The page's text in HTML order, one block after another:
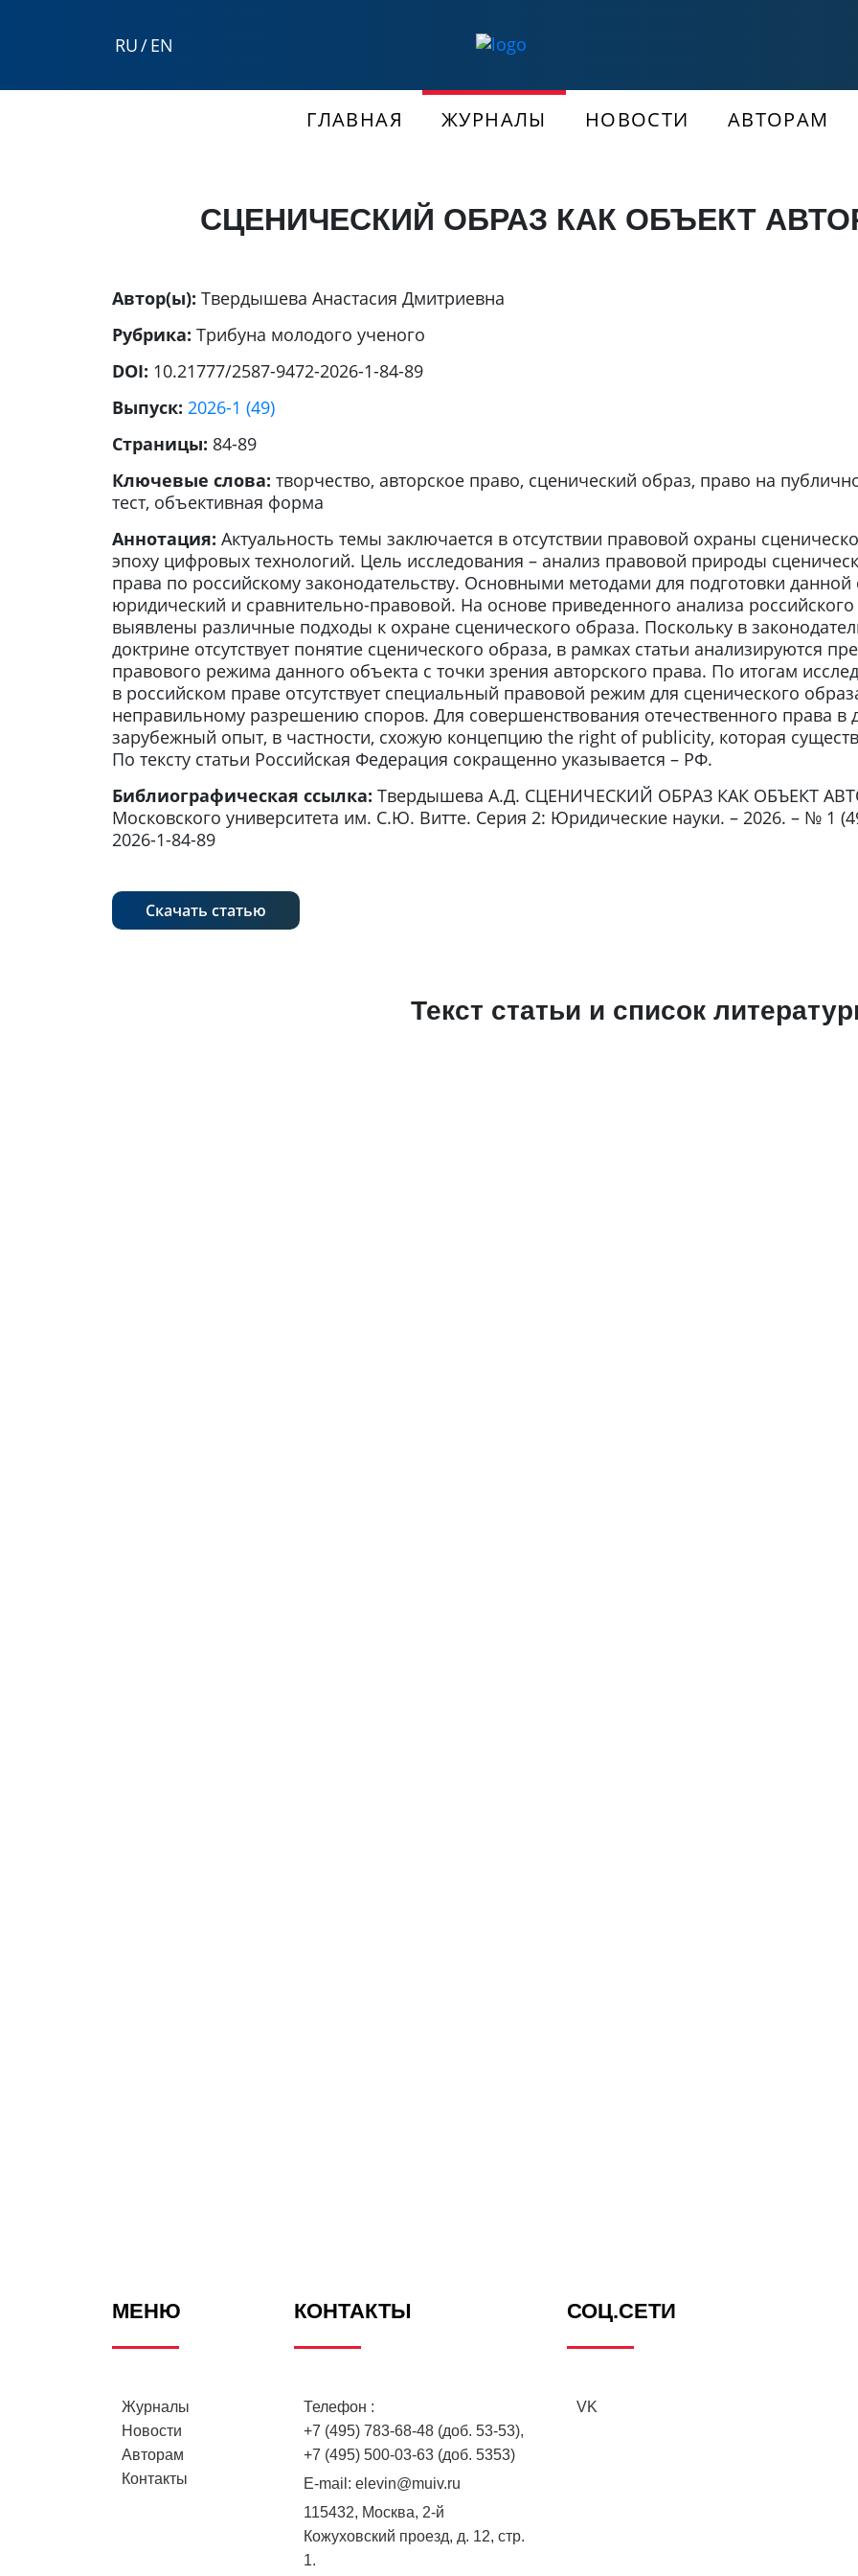
RU/EN
ГЛАВНАЯ ЖУРНАЛЫ НОВОСТИ АВТОРАМ
СЦЕНИЧЕСКИЙ ОБРАЗ КАК ОБЪЕКТ
Автор(ы): Твердышева Анастасия Дмитриевна
Рубрика: Трибуна молодого ученого
DOI: 10.21777/2587-9472-2026-1-84-89
Выпуск: 2026-1 (49)
Страницы: 84-89
Ключевые слова: творчество, авторское право, сценический образ, право на
тест, объективная форма
Аннотация: Актуальность темы заключается в отсутствии правовой охраны
эпоху цифровых технологий. Цель исследования – анализ правовой природы
права по российскому законодательству. Основными методами для подготовки
юридический и сравнительно-правовой. На основе приведенного анализа
выявлены различные подходы к охране сценического образа. Поскольку в
доктрине отсутствует понятие сценического образа, в рамках статьи анализируются
правового режима данного объекта с точки зрения авторского права. По итогам
в российском праве отсутствует специальный правовой режим для сценического
неправильному разрешению споров. Для совершенствования отечественного права в
зарубежный опыт, в частности, схожую концепцию the right of publicity, которая
По тексту статьи Российская Федерация сокращенно указывается – РФ.
Библиографическая ссылка: Твердышева А.Д. СЦЕНИЧЕСКИЙ ОБРАЗ КАК ОБЪЕКТ
Московского университета им. С.Ю. Витте. Серия 2: Юридические науки. – 2026. – № 1
2026-1-84-89
Скачать статью
Текст статьи и список
МЕНЮ
Журналы
Новости
Авторам
Контакты
КОНТАКТЫ
Телефон :
+7 (495) 783-68-48 (доб. 53-53),
+7 (495) 500-03-63 (доб. 5353)
E-mail: elevin@muiv.ru
115432, Москва, 2-й
Кожуховский проезд, д. 12, стр.
1.
СОЦ.СЕТИ
VK